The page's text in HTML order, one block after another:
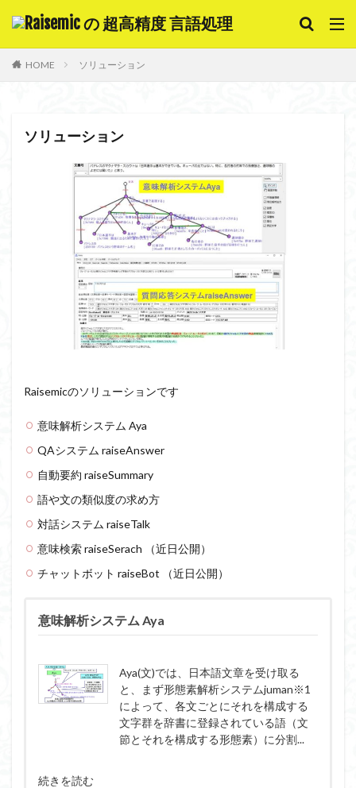
HOME ソリューション
ソリューション
Raisemicのソリューションです
意味解析システム Aya
QAシステム raiseAnswer
自動要約 raiseSummary
語や文の類似度の求め方
対話システム raiseTalk
意味検索 raiseSerach （近日公開）
チャットボット raiseBot （近日公開）
意味解析システム Aya
Aya(文)では、日本語文章を受け取る
と、まず形態素解析システムjuman※1
によって、各文ごとにそれを構成する
文字群を辞書に登録されている語（文
節とそれを構成する形態素）に分割...
続きを読む
意味解析 質問応答システム チャットボット 対話システム
カテゴリー
検索